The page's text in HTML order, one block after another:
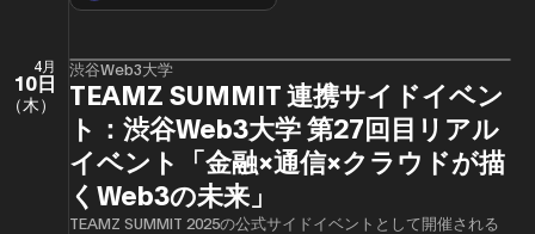
4月
10日
（木）
渋谷Web3大学
TEAMZ SUMMIT 連携サイドイベン
ト：渋谷Web3大学 第27回目リアル
イベント「金融×通信×クラウドが描
くWeb3の未来」
TEAMZ SUMMIT 2025の公式サイドイベントとして開催される